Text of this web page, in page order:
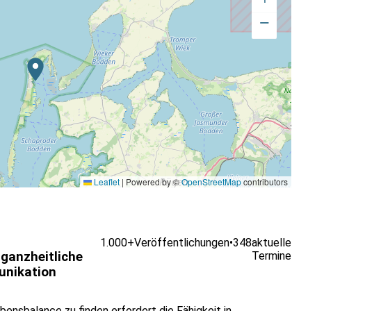
−
Leaflet | Powered by ©OpenStreetMapcontributors
1.000+Veröffentlichungen•348aktuelle
Termine